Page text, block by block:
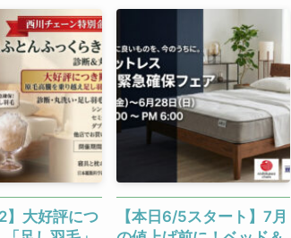
】大好評につ
【本日6/5スタート】7月